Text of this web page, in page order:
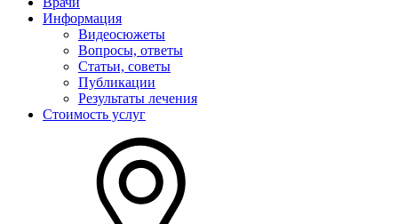
Информация
Видеосюжеты
Вопросы, ответы
Статьи, советы
Публикации
Результаты лечения
Стоимость услуг